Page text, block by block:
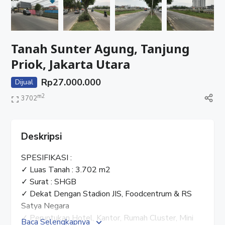
Tanah Sunter Agung, Tanjung
Priok, Jakarta Utara
Dijual Rp27.000.000
3702m2
Deskripsi
SPESIFIKASI :
✓ Luas Tanah : 3.702 m2
✓ Surat : SHGB
✓ Dekat Dengan Stadion JIS, Foodcentrum & RS
Satya Negara
✓ Peruntukan Hotel, Kantor, Rumah Cluster, Mini
Baca Selengkapnya